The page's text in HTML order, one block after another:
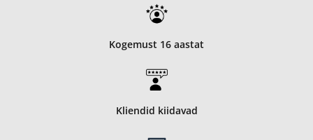
Kogemust 16 aastat
Kliendid kiidavad